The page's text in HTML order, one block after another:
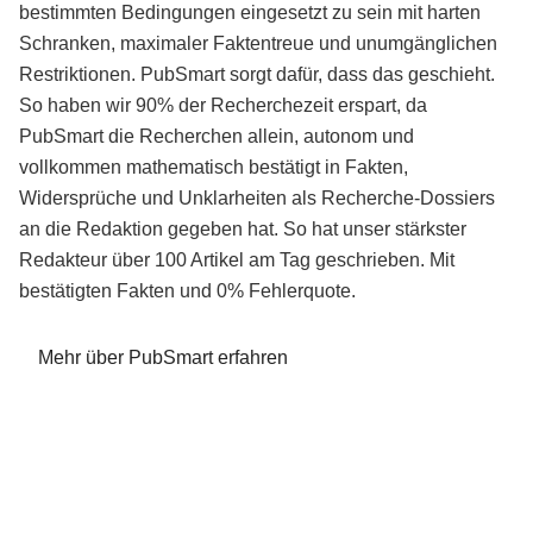
bestimmten Bedingungen eingesetzt zu sein mit harten
Schranken, maximaler Faktentreue und unumgänglichen
Restriktionen. PubSmart sorgt dafür, dass das geschieht.
So haben wir 90% der Recherchezeit erspart, da
PubSmart die Recherchen allein, autonom und
vollkommen mathematisch bestätigt in Fakten,
Widersprüche und Unklarheiten als Recherche-Dossiers
an die Redaktion gegeben hat. So hat unser stärkster
Redakteur über 100 Artikel am Tag geschrieben. Mit
bestätigten Fakten und 0% Fehlerquote.
Mehr über PubSmart erfahren